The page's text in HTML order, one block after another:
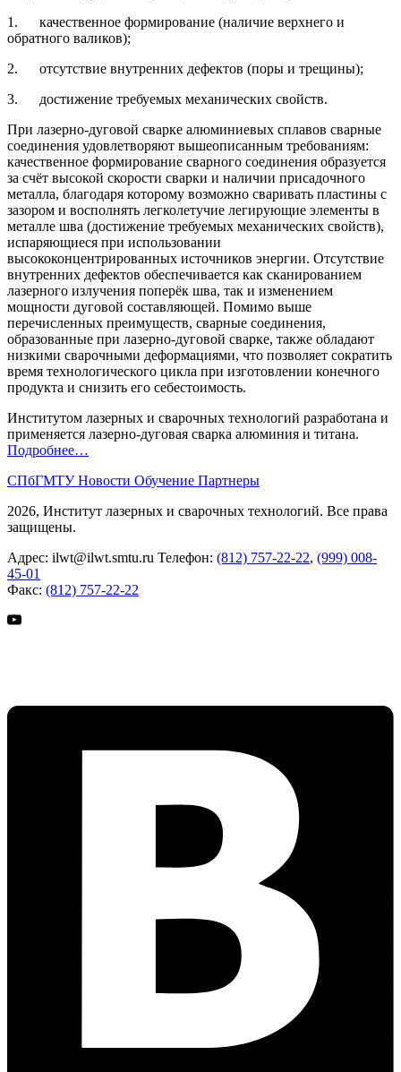
1. качественное формирование (наличие верхнего и
обратного валиков);
2. отсутствие внутренних дефектов (поры и трещины);
3. достижение требуемых механических свойств.
При лазерно-дуговой сварке алюминиевых сплавов сварные
соединения удовлетворяют вышеописанным требованиям:
качественное формирование сварного соединения образуется
за счёт высокой скорости сварки и наличии присадочного
металла, благодаря которому возможно сваривать пластины с
зазором и восполнять легколетучие легирующие элементы в
металле шва (достижение требуемых механических свойств),
испаряющиеся при использовании
высококонцентрированных источников энергии. Отсутствие
внутренних дефектов обеспечивается как сканированием
лазерного излучения поперёк шва, так и изменением
мощности дуговой составляющей. Помимо выше
перечисленных преимуществ, сварные соединения,
образованные при лазерно-дуговой сварке, также обладают
низкими сварочными деформациями, что позволяет сократить
время технологического цикла при изготовлении конечного
продукта и снизить его себестоимость.
Институтом лазерных и сварочных технологий разработана и
применяется лазерно-дуговая сварка алюминия и титана.
Подробнее…
СПбГМТУНовости Обучение Партнеры
2026, Институт лазерных и сварочных технологий. Все права
защищены.
Адрес: ilwt@ilwt.smtu.ru Телефон: (812) 757-22-22, (999) 008-
45-01
Факс: (812) 757-22-22